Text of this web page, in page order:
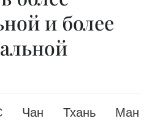
и более
Чан Тхань Ман